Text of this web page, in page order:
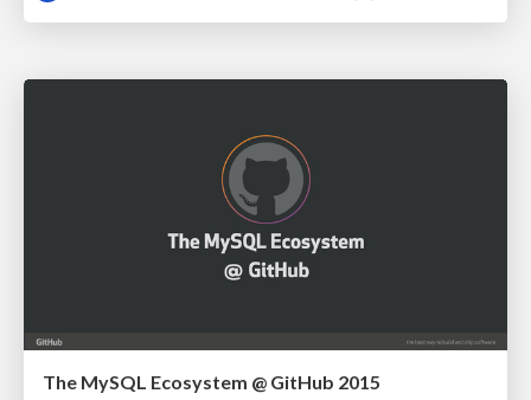
The MySQL Ecosystem @ GitHub 2015